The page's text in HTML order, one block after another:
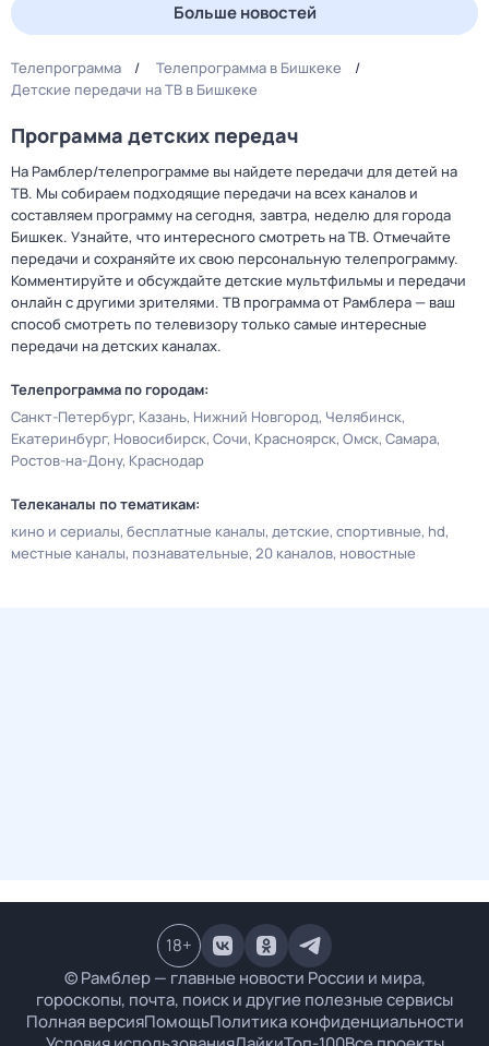
Больше новостей
Телепрограмма
Телепрограмма в Бишкеке
Детские передачи на ТВ в Бишкеке
Программа детских передач
На Рамблер/телепрограмме вы найдете передачи для детей на
ТВ. Мы собираем подходящие передачи на всех каналов и
составляем программу на сегодня, завтра, неделю для города
Бишкек. Узнайте, что интересного смотреть на ТВ. Отмечайте
передачи и сохраняйте их свою персональную телепрограмму.
Комментируйте и обсуждайте детские мультфильмы и передачи
онлайн с другими зрителями. ТВ программа от Рамблера — ваш
способ смотреть по телевизору только самые интересные
передачи на детских каналах.
Телепрограмма по городам:
Санкт-Петербург Казань Нижний Новгород Челябинск
Екатеринбург Новосибирск Сочи Красноярск Омск Самара
Ростов-на-Дону Краснодар
Телеканалы по тематикам:
кино и сериалы бесплатные каналы детские спортивные hd
местные каналы познавательные 20 каналов новостные
© Рамблер — главные новости России и мира,
гороскопы, почта, поиск и другие полезные сервисы
Полная версияПомощьПолитика конфиденциальности
18+